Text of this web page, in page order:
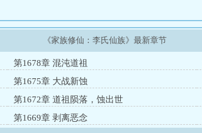
基、金丹、元婴、化神……
《家族修仙：李氏仙族》最新章节
第1678章 混沌道祖
第1675章 大战新蚀
第1672章 道祖陨落，蚀出世
第1669章 剥离恶念